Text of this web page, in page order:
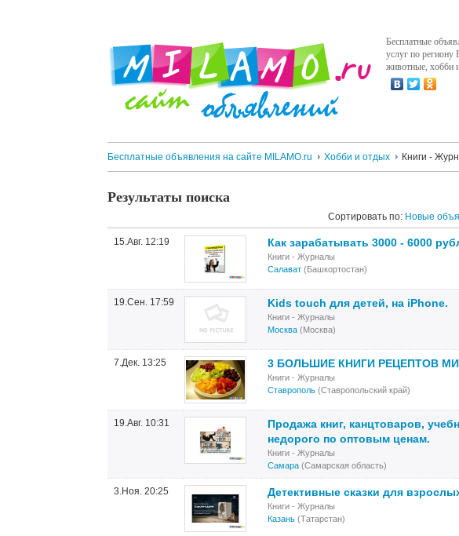
Бесплатные
услуг по региону
животные, хобби
Бесплатные объявления на сайте MILAMO.ru Хобби и отдых Книги -
Результаты поиска
Сортировать по: Новые
15.Авг. 12:19 Как зарабатывать 3000 - 6000
Книги - Журналы
Салават (Башкортостан)
19.Сен. 17:59 Kids touch для детей, на iPhone.
Книги - Журналы
Москва (Москва)
7.Дек. 13:25 3 БОЛЬШИЕ КНИГИ РЕЦЕПТОВ
Книги - Журналы
Ставрополь (Ставропольский край)
19.Авг. 10:31
Продажа книг, канцтоваров,
недорого по оптовым ценам.
Книги - Журналы
Самара (Самарская область)
3.Ноя. 20:25
Детективные сказки для
Книги - Журналы
Казань (Татарстан)